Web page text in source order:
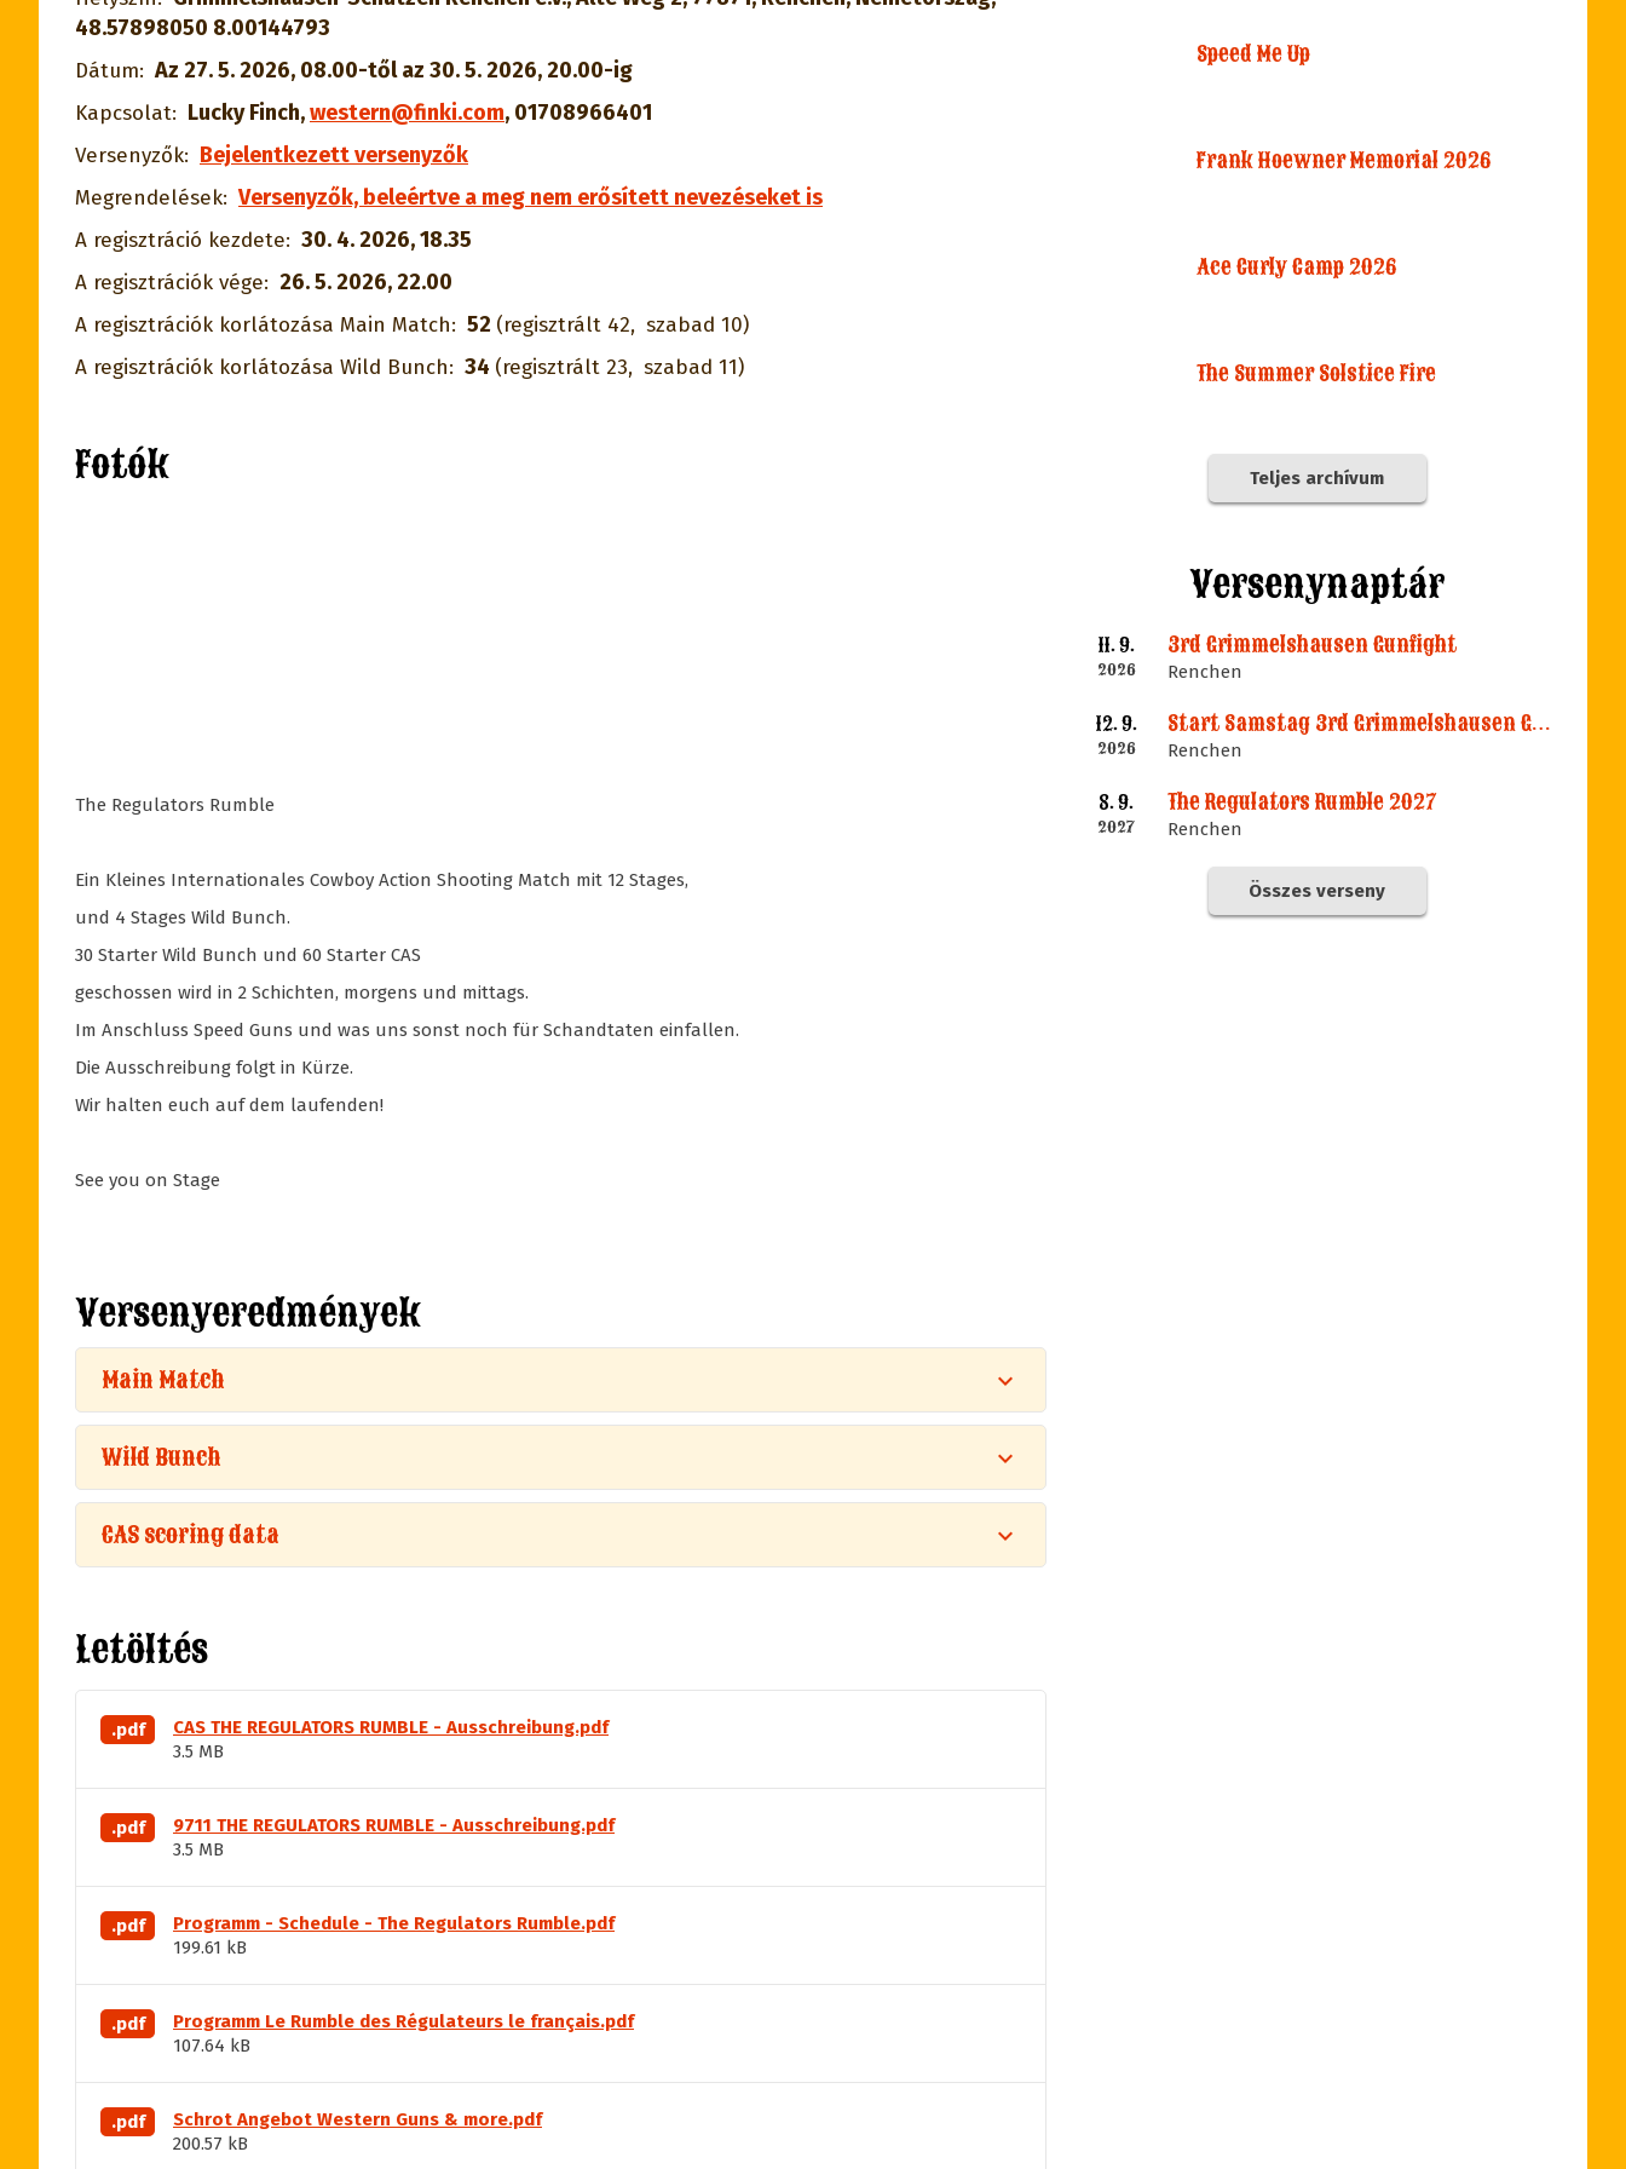
48.57898050 8.00144793
Dátum: Az 27. 5. 2026, 08.00-től az 30. 5. 2026, 20.00-ig
Kapcsolat: Lucky Finch,western@finki.com, 01708966401
Versenyzők: Bejelentkezett versenyzők
Megrendelések: Versenyzők, beleértve a meg nem erősített nevezéseket is
A regisztráció kezdete: 30. 4. 2026, 18.35
A regisztrációk vége: 26. 5. 2026, 22.00
A regisztrációk korlátozása Main Match: 52 (regisztrált 42, szabad 10)
A regisztrációk korlátozása Wild Bunch: 34 (regisztrált 23, szabad 11)
Fotók
The Regulators Rumble
Ein Kleines Internationales Cowboy Action Shooting Match mit 12 Stages,
und 4 Stages Wild Bunch.
30 Starter Wild Bunch und 60 Starter CAS
geschossen wird in 2 Schichten, morgens und mittags.
Im Anschluss Speed Guns und was uns sonst noch für Schandtaten einfallen.
Die Ausschreibung folgt in Kürze.
Wir halten euch auf dem laufenden!
See you on Stage
Versenyeredmények
Main Match
Wild Bunch
CAS scoring data
Letöltés
.pdf
CAS THE REGULATORS RUMBLE - Ausschreibung.pdf
3.5 MB
.pdf
9711 THE REGULATORS RUMBLE - Ausschreibung.pdf
3.5 MB
.pdf
Programm - Schedule - The Regulators Rumble.pdf
199.61 kB
.pdf
Programm Le Rumble des Régulateurs le français.pdf
107.64 kB
.pdf
Schrot Angebot Western Guns & more.pdf
200.57 kB
Speed Me Up
Frank Hoewner Memorial 2026
Ace Curly Camp 2026
The Summer Solstice Fire
Teljes archívum
Versenynaptár
11. 9.
2026
3rd Grimmelshausen Gunfight
Renchen
12. 9.
2026
Start Samstag 3rd Grimmelshausen Gunfight
Renchen
8. 9.
2027
The Regulators Rumble 2027
Renchen
Összes verseny